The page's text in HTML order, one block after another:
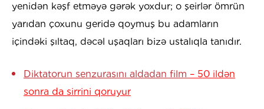
yenidən kəşf etməyə gərək yoxdur; o şeirlər ömrün
yarıdan çoxunu geridə qoymuş bu adamların
içindəki şıltaq, dəcəl uşaqları bizə ustalıqla tanıdır.
Diktatorun senzurasını aldadan film – 50 ildən
sonra da sirrini qoruyur